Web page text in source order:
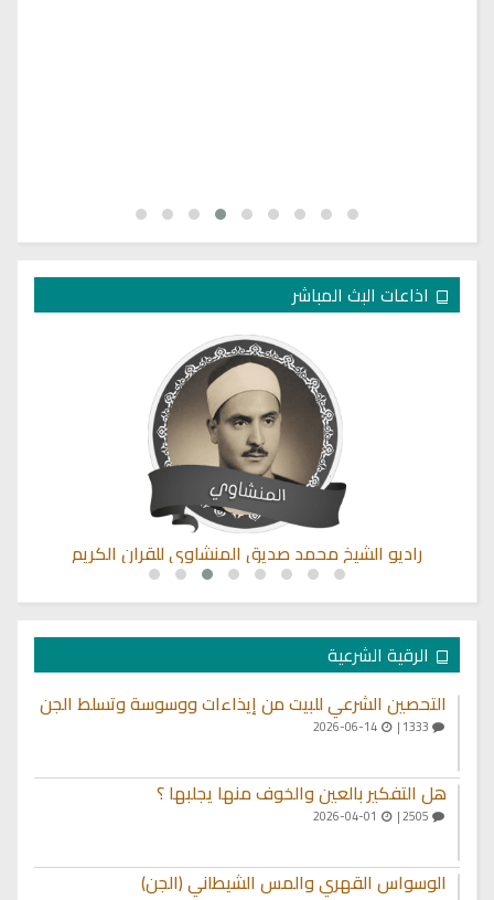
اذاعات البث المباشر
راديو الشيخ محمد صديق المنشاوي للقران الكريم
الرقية الشرعية
التحصين الشرعي للبيت من إيذاءات ووسوسة وتسلط الجن
2026-06-14
هل التفكير بالعين والخوف منها يجلبها ؟
الوسواس القهري والمس الشيطاني (الجن)